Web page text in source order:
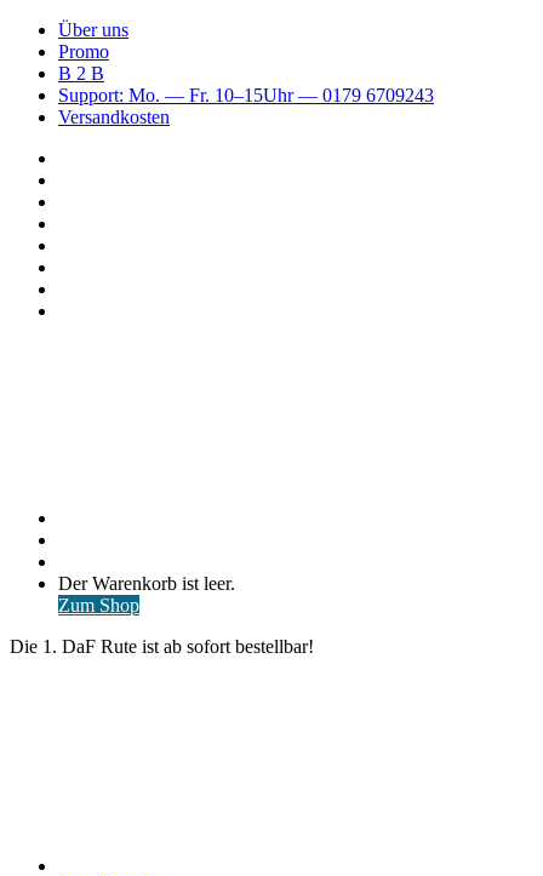
Über uns
Promo
B 2 B
Support: Mo. — Fr. 10–15Uhr — 0179 6709243
Versandkosten
Warenkorb
ansehen
Der Warenkorb ist leer.
Zum Shop
Die 1. DaF Rute ist ab sofort bestellbar!